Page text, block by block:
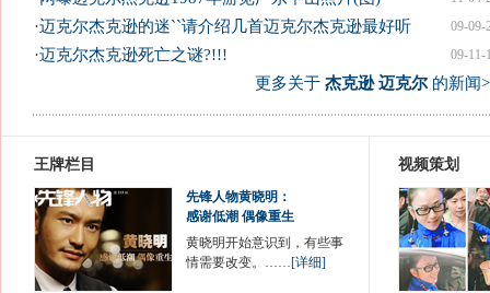
09-09-
·迈克尔杰克逊的迷``请介绍几首迈克尔杰克逊最好听
09-11-
·迈克尔杰克逊死亡之谜?!!!
更多关于 杰克逊 迈克尔的新闻
王牌栏目
先锋人物黄晓明：
感谢低潮 偶像重生
黄晓明开始意识到，有些事
情需要改变。……[详细]
视频策划